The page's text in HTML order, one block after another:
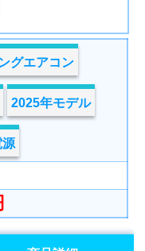
グエアコン
2025年モデル
源